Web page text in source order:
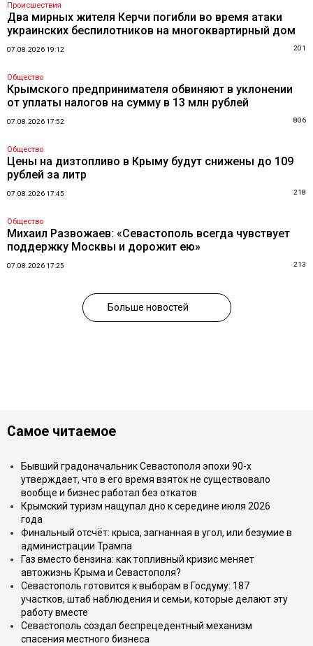
Происшествия
Два мирных жителя Керчи погибли во время атаки
украинских беспилотников на многоквартирный дом
07.08.2026 19:12 201
Общество
Крымского предпринимателя обвиняют в уклонении
от уплаты налогов на сумму в 13 млн рублей
07.08.2026 17:52 806
Общество
Цены на дизтопливо в Крыму будут снижены до 109
рублей за литр
07.08.2026 17:45 218
Общество
Михаил Развожаев: «Севастополь всегда чувствует
поддержку Москвы и дорожит ею»
07.08.2026 17:25 213
Больше новостей
Самое читаемое
Бывший градоначальник Севастополя эпохи 90-х
утверждает, что в его время взяток не существовало
вообще и бизнес работал без откатов
Крымский туризм нащупал дно к середине июля 2026
года
Финальный отсчёт: крыса, загнанная в угол, или безумие в
администрации Трампа
Газ вместо бензина: как топливный кризис меняет
автожизнь Крыма и Севастополя?
Севастополь готовится к выборам в Госдуму: 187
участков, штаб наблюдения и семьи, которые делают эту
работу вместе
Севастополь создал беспрецедентный механизм
спасения местного бизнеса